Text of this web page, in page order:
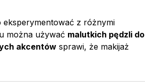
eksperymentować z różnymi
można używać malutkich pędzli do
akcentów sprawi, że makijaż